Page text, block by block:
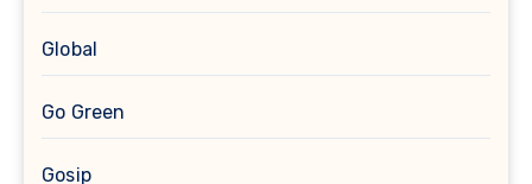
Global
Go Green
Gosip